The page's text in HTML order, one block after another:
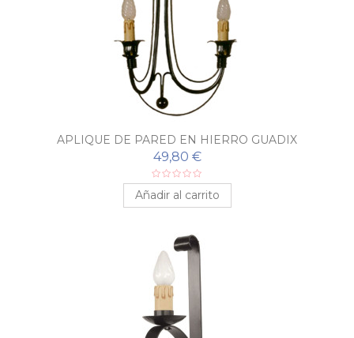
APLIQUE DE PARED EN HIERRO GUADIX
49,80 €
Añadir al carrito